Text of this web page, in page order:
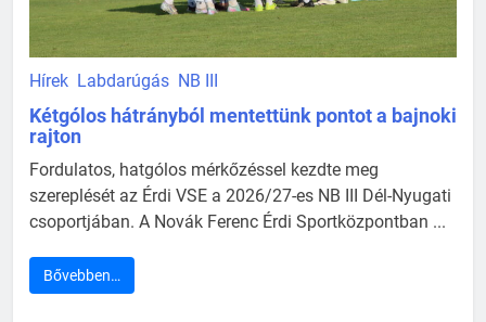
Hírek Labdarúgás NB III
Kétgólos hátrányból mentettünk pontot a bajnoki
rajton
Fordulatos, hatgólos mérkőzéssel kezdte meg
szereplését az Érdi VSE a 2026/27-es NB III Dél-Nyugati
csoportjában. A Novák Ferenc Érdi Sportközpontban ...
Bővebben…